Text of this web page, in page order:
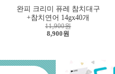
완피 크리미 퓨레 참치대구
+참치연어 14gx40개
11,900원
8,900원